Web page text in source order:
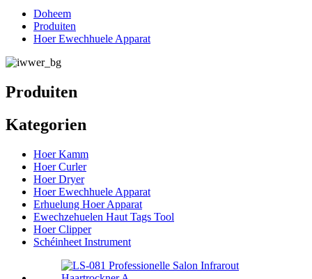
Doheem
Produiten
Hoer Ewechhuele Apparat
Produiten
Kategorien
Hoer Kamm
Hoer Curler
Hoer Dryer
Hoer Ewechhuele Apparat
Erhuelung Hoer Apparat
Ewechzehuelen Haut Tags Tool
Hoer Clipper
Schéinheet Instrument